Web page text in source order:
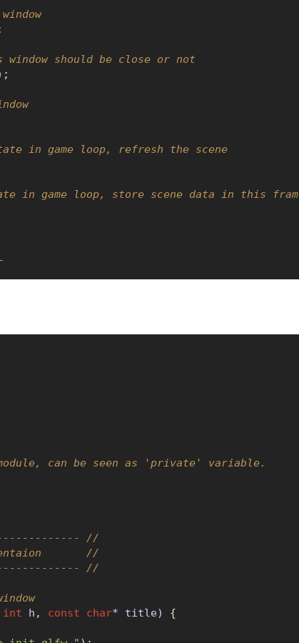
should be close or not
;
in game loop, refresh the scene
in game loop, store scene data in this fram
can be seen as 'private' variable.
//
//
//
int h, const char* title)
{